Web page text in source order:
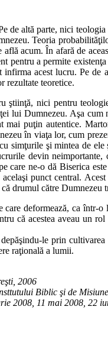
de altă parte, nici
Teoria
acum. În afară de
pentru a permite
acest lucru. Pe
rezultate teoretice.
ştiinţă, nici pentru
lui Dumnezeu. Aşa
puţin autentice.
în viaţa lor, cum
simţurile şi mintea de
devin
care ne-o dă Biserica
punct central.
drumul către Dumnezeu
deformează, ca
că acestea aveau un
le prin
raţională a lumii.
2006
Biblic şi de
2008, 11 mai 2008, 22